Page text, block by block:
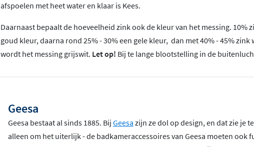
afspoelen met heet water en klaar is Kees.
Daarnaast bepaalt de hoeveelheid zink ook de kleur van het messing. 10%
goud kleur, daarna rond 25% - 30% een gele kleur, dan met 40% - 45%
wordt het messing grijswit. Let op! Bij te lange blootstelling in de
Geesa
Geesa bestaat al sinds 1885. Bij Geesa zijn ze dol op design, en dat zie je
alleen om het uiterlijk - de badkameraccessoires van Geesa moeten